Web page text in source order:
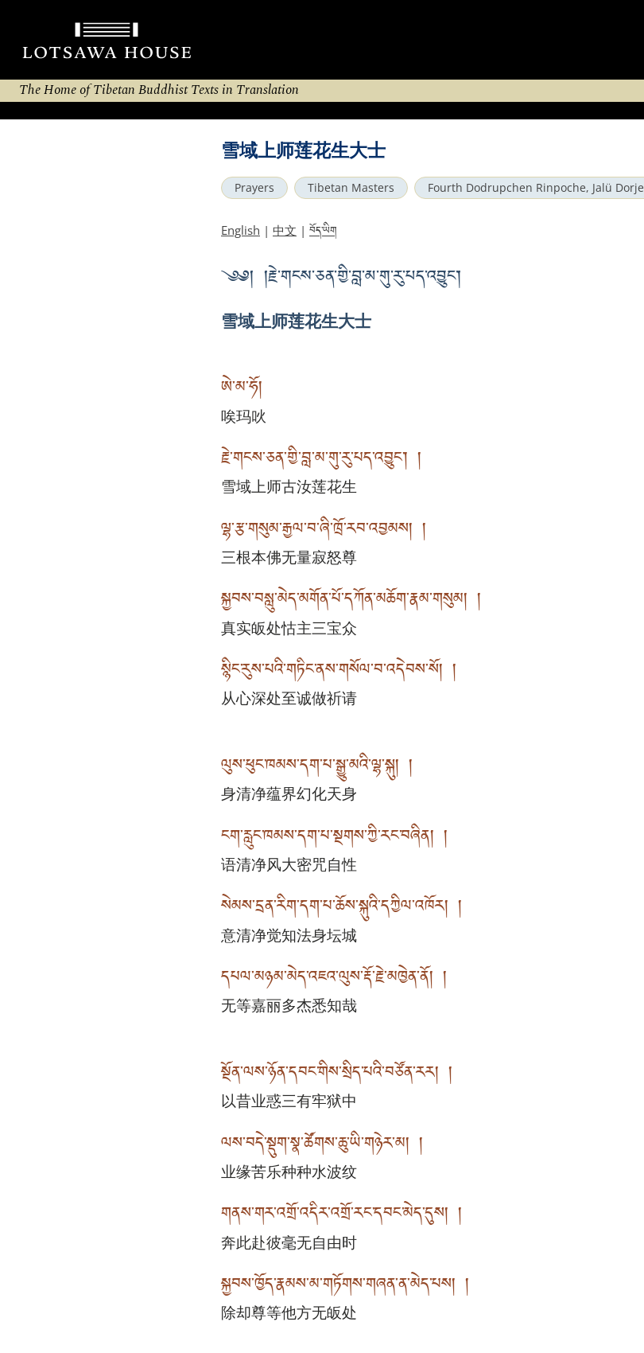
The Home of Tibetan Buddhist Texts in Translation
雪域上师莲花生大士
Prayers Tibetan Masters Fourth Dodrupchen Rinpoche, Jalü Dorje
English | 中文 | བོད་ཡིག
༄༅། །རྗེ་གངས་ཅན་གྱི་བླ་མ་གུ་རུ་པད་འབྱུང་།
雪域上师莲花生大士
ཨེ་མ་ཧོ།
唉玛吙
རྗེ་གངས་ཅན་གྱི་བླ་མ་གུ་རུ་པད་འབྱུང་། །
雪域上师古汝莲花生
ལྷ་རྩ་གསུམ་རྒྱལ་བ་ཞི་ཁྲོ་རབ་འབྱམས། །
三根本佛无量寂怒尊
སྐྱབས་བསླུ་མེད་མགོན་པོ་དཀོན་མཆོག་རྣམ་གསུམ། །
真实皈处怙主三宝众
སྙིང་རུས་པའི་གཏིང་ནས་གསོལ་བ་འདེབས་སོ། །
从心深处至诚做祈请
ལུས་ཕུང་ཁམས་དག་པ་སྒྱུ་མའི་ལྷ་སྐུ། །
身清净蕴界幻化天身
ངག་རླུང་ཁམས་དག་པ་སྔགས་ཀྱི་རང་བཞིན། །
语清净风大密咒自性
སེམས་དྲན་རིག་དག་པ་ཆོས་སྐུའི་དཀྱིལ་འཁོར། །
意清净觉知法身坛城
དཔལ་མཉམ་མེད་འཇའ་ལུས་རྡོ་རྗེ་མཁྱེན་ནོ། །
无等嘉丽多杰悉知哉
སྔོན་ལས་ཉོན་དབང་གིས་སྲིད་པའི་བཙོན་རར། །
以昔业惑三有牢狱中
ལས་བདེ་སྡུག་སྣ་ཚོགས་ཆུ་ཡི་གཉེར་མ། །
业缘苦乐种种水波纹
གནས་གར་འགྲོ་འདིར་འགྲོ་རང་དབང་མེད་དུས། །
奔此赴彼毫无自由时
སྐྱབས་ཁྱོད་རྣམས་མ་གཏོགས་གཞན་ན་མེད་པས། །
除却尊等他方无皈处